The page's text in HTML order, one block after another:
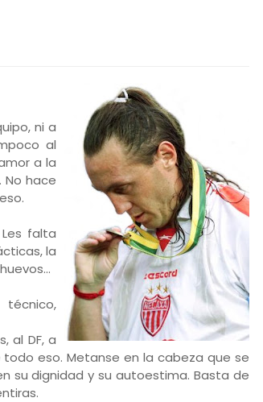
ni a
al
a la
No hace
falta
la
al DF, a
eso. Metanse en la cabeza que se
su dignidad y su autoestima. Basta de